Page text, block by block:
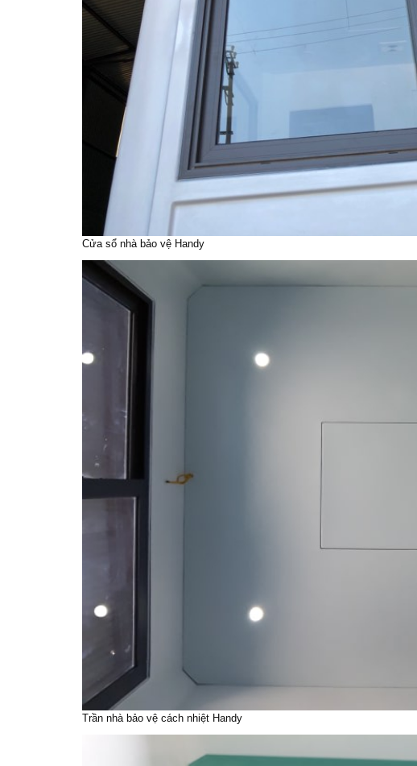
Cửa sổ nhà bảo vệ Handy
Trần nhà bảo vệ cách nhiệt Handy